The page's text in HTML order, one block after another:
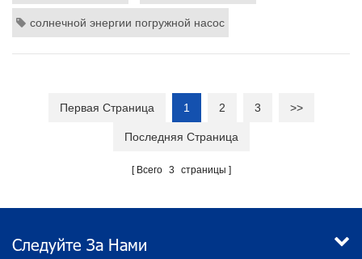
управляемые насосы могут быть более консервативный
подход. Эти насосы сопровождать различные планы наряду с
модуль сохранения ...
солнечной энергии погружной насос
Первая Страница 1 2 3 >>
Последняя Страница
Всего 3 страницы
Следуйте За Нами